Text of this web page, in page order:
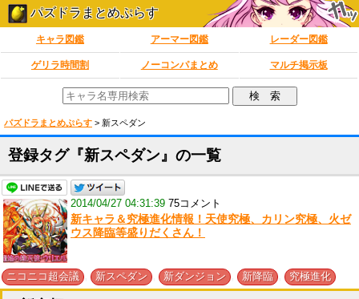
パズドラまとめぷらす
キャラ図鑑 アーマー図鑑 レーダー図鑑
ゲリラ時間割 ノーコンパまとめ マルチ掲示板
パズドラまとめぷらす > 新スペダン
登録タグ『新スペダン』の一覧
2014/04/27 04:31:39 75コメント
新キャラ＆究極進化情報！天使究極、カリン究極、火ゼ
ウス降臨等盛りだくさん！
ニコニコ超会議 新スペダン 新ダンジョン 新降臨 究極進化